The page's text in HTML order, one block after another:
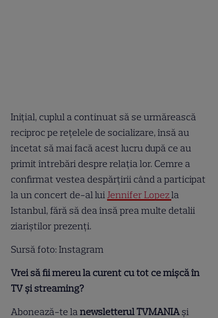
Inițial, cuplul a continuat să se urmărească
reciproc pe rețelele de socializare, însă au
încetat să mai facă acest lucru după ce au
primit întrebări despre relația lor. Cemre a
confirmat vestea despărțirii când a participat
la un concert de-al luiJennifer Lopezla
Istanbul, fără să dea însă prea multe detalii
ziariștilor prezenți.
Sursă foto: Instagram
Vrei să fii mereu la curent cu tot ce mișcă în
TV și streaming?
Abonează-te lanewsletterul TVMANIAși